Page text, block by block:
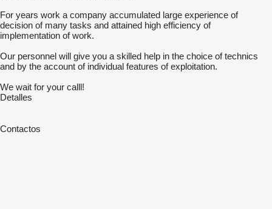
For years work a company accumulated large experience of
decision of many tasks and attained high efficiency of
implementation of work.
Our personnel will give you a skilled help in the choice of technics
and by the account of individual features of exploitation.
We wait for your calll!
Detalles
Contactos